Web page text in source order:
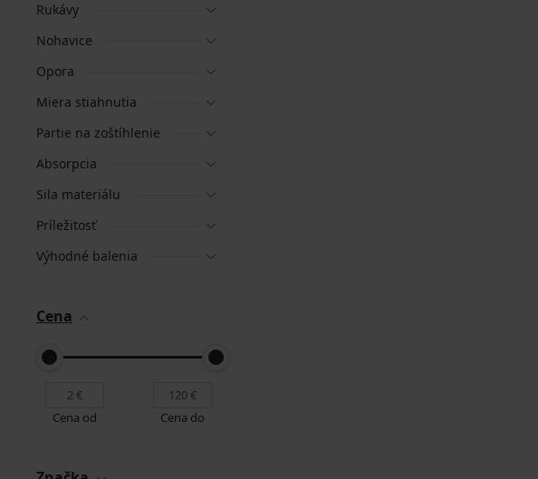
Rukávy
Nohavice
Opora
Miera stiahnutia
Partie na zoštíhlenie
Absorpcia
Sila materiálu
Príležitosť
Výhodné balenia
Cena
Cena od Cena do